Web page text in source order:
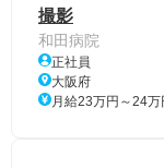
撮影
和田病院
正社員
大阪府
月給23万円～24万